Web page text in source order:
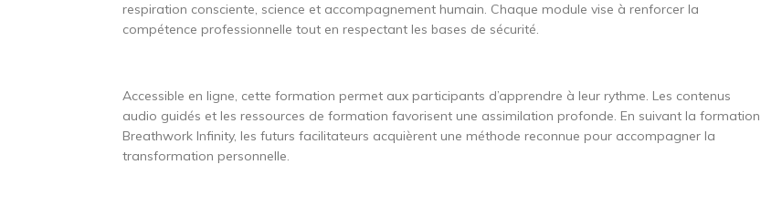
respiration consciente, science et accompagnement humain. Chaque module vise à renforcer la
compétence professionnelle tout en respectant les bases de sécurité.
Accessible en ligne, cette formation permet aux participants d’apprendre à leur rythme. Les contenus
audio guidés et les ressources de formation favorisent une assimilation profonde. En suivant la formation
Breathwork Infinity, les futurs facilitateurs acquièrent une méthode reconnue pour accompagner la
transformation personnelle.